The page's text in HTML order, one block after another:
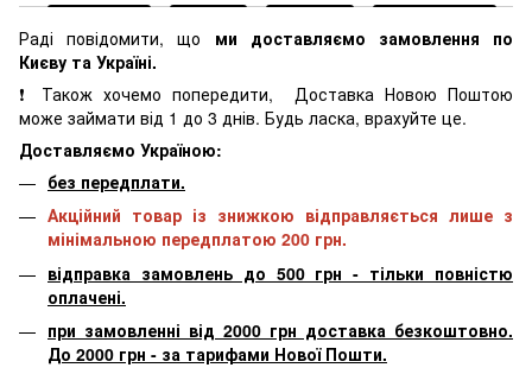
Раді повідомити, що ми доставляємо замовлення по
Києву та Україні.
❗ Також хочемо попередити, Доставка Новою Поштою
може займати від 1 до 3 днів. Будь ласка, врахуйте це.
Доставляємо Україною:
без передплати.
Акційний товар із знижкою відправляється лише з
мінімальною передплатою 200 грн.
відправка замовлень до 500 грн - тільки повністю
оплачені.
при замовленні від 2000 грн доставка безкоштовно.
До 2000 грн - за тарифами Нової Пошти.